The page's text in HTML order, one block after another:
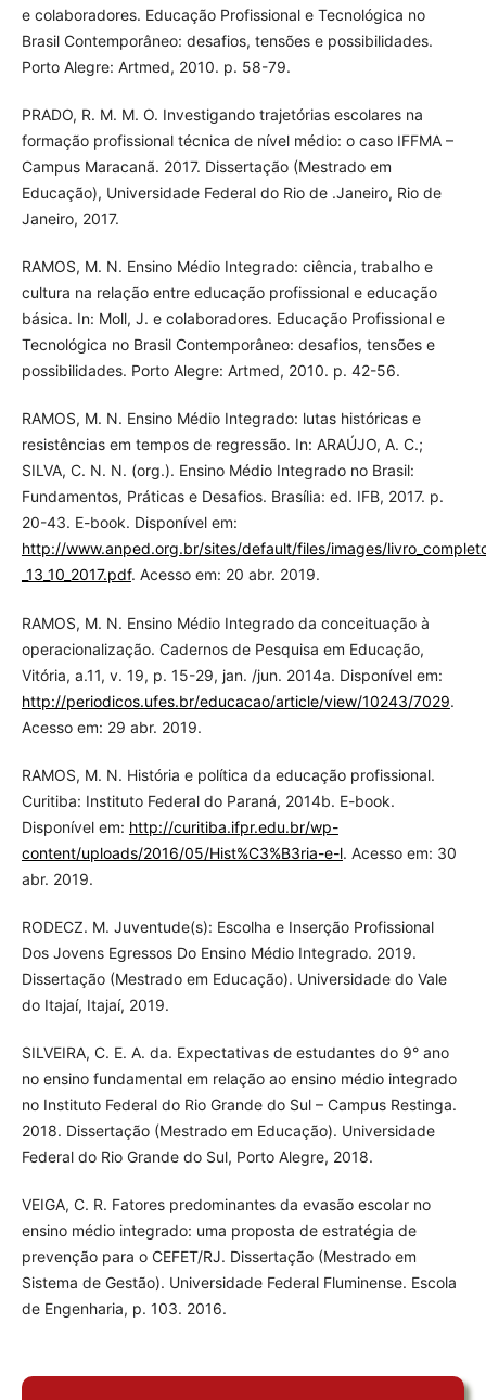
e colaboradores. Educação Profissional e Tecnológica no
Brasil Contemporâneo: desafios, tensões e possibilidades.
Porto Alegre: Artmed, 2010. p. 58-79.
PRADO, R. M. M. O. Investigando trajetórias escolares na
formação profissional técnica de nível médio: o caso IFFMA –
Campus Maracanã. 2017. Dissertação (Mestrado em
Educação), Universidade Federal do Rio de .Janeiro, Rio de
Janeiro, 2017.
RAMOS, M. N. Ensino Médio Integrado: ciência, trabalho e
cultura na relação entre educação profissional e educação
básica. In: Moll, J. e colaboradores. Educação Profissional e
Tecnológica no Brasil Contemporâneo: desafios, tensões e
possibilidades. Porto Alegre: Artmed, 2010. p. 42-56.
RAMOS, M. N. Ensino Médio Integrado: lutas históricas e
resistências em tempos de regressão. In: ARAÚJO, A. C.;
SILVA, C. N. N. (org.). Ensino Médio Integrado no Brasil:
Fundamentos, Práticas e Desafios. Brasília: ed. IFB, 2017. p.
20-43. E-book. Disponível em:
http://www.anped.org.br/sites/default/files/images/
_13_10_2017.pdf. Acesso em: 20 abr. 2019.
RAMOS, M. N. Ensino Médio Integrado da conceituação à
operacionalização. Cadernos de Pesquisa em Educação,
Vitória, a.11, v. 19, p. 15-29, jan. /jun. 2014a. Disponível em:
http://periodicos.ufes.br/educacao/article/view/10243/7029.
Acesso em: 29 abr. 2019.
RAMOS, M. N. História e política da educação profissional.
Curitiba: Instituto Federal do Paraná, 2014b. E-book.
Disponível em: http://curitiba.ifpr.edu.br/wp-
content/uploads/2016/05/Hist%C3%B3ria-e-l. Acesso em: 30
abr. 2019.
RODECZ. M. Juventude(s): Escolha e Inserção Profissional
Dos Jovens Egressos Do Ensino Médio Integrado. 2019.
Dissertação (Mestrado em Educação). Universidade do Vale
do Itajaí, Itajaí, 2019.
SILVEIRA, C. E. A. da. Expectativas de estudantes do 9° ano
no ensino fundamental em relação ao ensino médio integrado
no Instituto Federal do Rio Grande do Sul – Campus Restinga.
2018. Dissertação (Mestrado em Educação). Universidade
Federal do Rio Grande do Sul, Porto Alegre, 2018.
VEIGA, C. R. Fatores predominantes da evasão escolar no
ensino médio integrado: uma proposta de estratégia de
prevenção para o CEFET/RJ. Dissertação (Mestrado em
Sistema de Gestão). Universidade Federal Fluminense. Escola
de Engenharia, p. 103. 2016.